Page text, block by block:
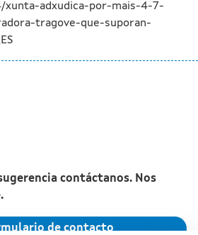
xunta-adxudica-por-mais-4-7-
tragove-que-suporan-
contáctanos. Nos
de contacto